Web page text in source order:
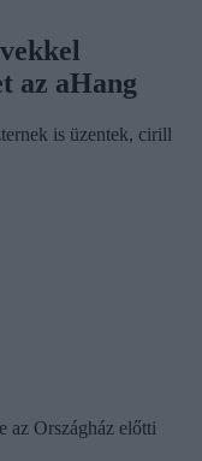
az aHang
is üzentek, cirill
az Országház előtti